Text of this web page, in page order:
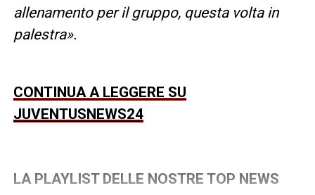
allenamento per il gruppo, questa volta in
palestra».
CONTINUA A LEGGERE SU
JUVENTUSNEWS24
LA PLAYLIST DELLE NOSTRE TOP NEWS